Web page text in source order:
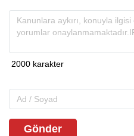
Gönder